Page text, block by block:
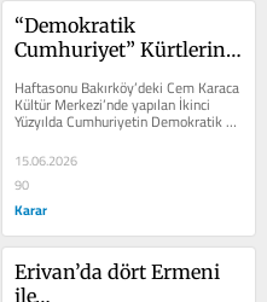
“Demokratik
Cumhuriyet” Kürtlerin
Haftasonu Bakırköy’deki Cem Karaca
Kültür Merkezi’nde yapılan İkinci
Yüzyılda Cumhuriyetin Demokratik
Dönüşümü Konferansı’nda...
15.06.2026
90
Karar
Erivan’da dört Ermeni
ile…